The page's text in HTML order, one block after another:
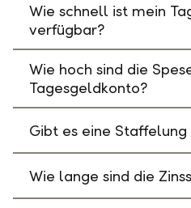
Wie schnell ist mein
verfügbar?
Wie hoch sind die
Tagesgeldkonto?
Gibt es eine
Wie lange sind die